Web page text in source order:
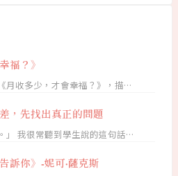
福？》
月收多少，才會幸福？》，描…
，先找出真正的問題
」 我很常聽到學生說的這句話…
訴你》-妮可·薩克斯